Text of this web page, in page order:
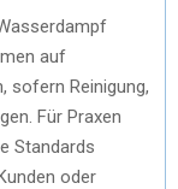
auf
sofern Reinigung,
Für Praxen
Standards
oder